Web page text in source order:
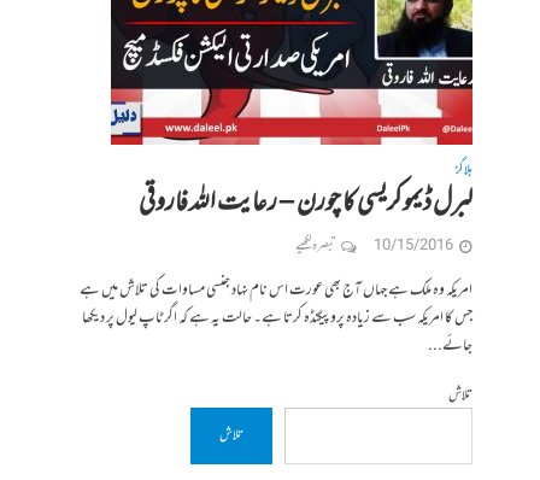
بلاگز
لبرل ڈیموکریسی کا چورن – رعایت اللہ فاروقی
10/15/2016 تبصرہ لکھیے
امریکہ وہ ملک ہے جہاں آج بھی عورت اس نام نہاد جنسی مساوات کی تلاش میں ہے
جس کا امریکہ سب سے زیادہ پروپیگنڈہ کرتا ہے۔ حالت یہ ہے کہ اگر ٹاپ لیول پر دیکھا
جائے...
تلاش
تلاش